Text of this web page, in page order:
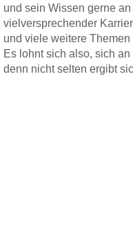
und sein Wissen gerne
vielversprechender
und viele weitere
Es lohnt sich also, sich
denn nicht selten ergibt